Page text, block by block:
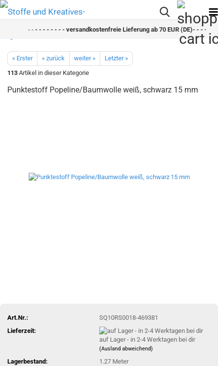
- - - - - - - - - - versandkostenfreie Lieferung ab 70 EUR (DE)- - - - - -
« Erster « zurück weiter »
Letzter »
113 Artikel in dieser Kategorie
Punktestoff Popeline/Baumwolle weiß, schwarz 15 mm
Art.Nr.:
SQ10RS0018-469381
Lieferzeit:
auf Lager - in 2-4 Werktagen bei dir
(Ausland abweichend)
Lagerbestand: 1.27 Meter